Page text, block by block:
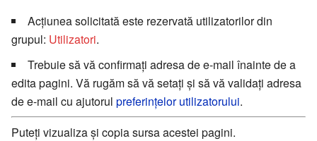
Acțiunea solicitată este rezervată utilizatorilor din
grupul: Utilizatori.
Trebuie să vă confirmați adresa de e-mail înainte de a
edita pagini. Vă rugăm să vă setați și să vă validați adresa
de e-mail cu ajutorul preferințelor utilizatorului.
Puteți vizualiza și copia sursa acestei pagini.